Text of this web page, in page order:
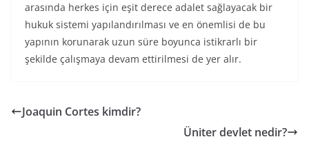
arasında herkes için eşit derece adalet sağlayacak bir
hukuk sistemi yapılandırılması ve en önemlisi de bu
yapının korunarak uzun süre boyunca istikrarlı bir
şekilde çalışmaya devam ettirilmesi de yer alır.
Joaquin Cortes kimdir?
Üniter devlet nedir?